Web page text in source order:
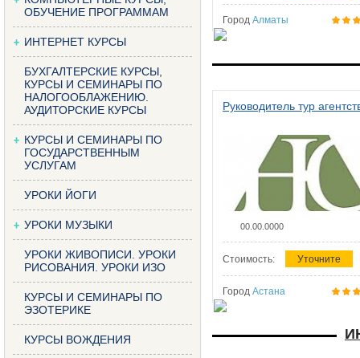
ОБУЧЕНИЕ ПРОГРАММАМ
ИНТЕРНЕТ КУРСЫ
БУХГАЛТЕРСКИЕ КУРСЫ,
КУРСЫ И СЕМИНАРЫ ПО
НАЛОГООБЛАЖЕНИЮ.
АУДИТОРСКИЕ КУРСЫ
КУРСЫ И СЕМИНАРЫ ПО
ГОСУДАРСТВЕННЫМ
УСЛУГАМ
УРОКИ ЙОГИ
УРОКИ МУЗЫКИ
УРОКИ ЖИВОПИСИ. УРОКИ
РИСОВАНИЯ. УРОКИ ИЗО
КУРСЫ И СЕМИНАРЫ ПО
ЭЗОТЕРИКЕ
КУРСЫ ВОЖДЕНИЯ
Город Алматы
Руководитель тур
00.00.0000
Стоимость: Уточните
Город Астана